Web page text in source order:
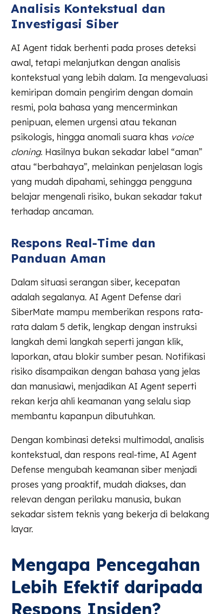
Analisis Kontekstual dan
Investigasi Siber
AI Agent tidak berhenti pada proses deteksi
awal, tetapi melanjutkan dengan analisis
kontekstual yang lebih dalam. Ia mengevaluasi
kemiripan domain pengirim dengan domain
resmi, pola bahasa yang mencerminkan
penipuan, elemen urgensi atau tekanan
psikologis, hingga anomali suara khas voice
cloning. Hasilnya bukan sekadar label “aman”
atau “berbahaya”, melainkan penjelasan logis
yang mudah dipahami, sehingga pengguna
belajar mengenali risiko, bukan sekadar takut
terhadap ancaman.
Respons Real-Time dan
Panduan Aman
Dalam situasi serangan siber, kecepatan
adalah segalanya. AI Agent Defense dari
SiberMate mampu memberikan respons rata-
rata dalam 5 detik, lengkap dengan instruksi
langkah demi langkah seperti jangan klik,
laporkan, atau blokir sumber pesan. Notifikasi
risiko disampaikan dengan bahasa yang jelas
dan manusiawi, menjadikan AI Agent seperti
rekan kerja ahli keamanan yang selalu siap
membantu kapanpun dibutuhkan.
Dengan kombinasi deteksi multimodal, analisis
kontekstual, dan respons real-time, AI Agent
Defense mengubah keamanan siber menjadi
proses yang proaktif, mudah diakses, dan
relevan dengan perilaku manusia, bukan
sekadar sistem teknis yang bekerja di belakang
layar.
Mengapa Pencegahan
Lebih Efektif daripada
Respons Insiden?